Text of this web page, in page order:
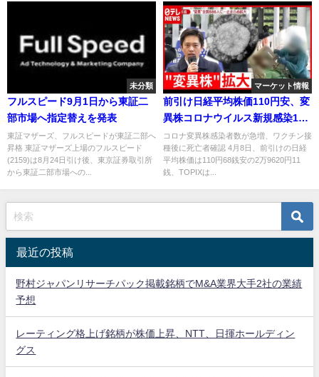
未分類
フルスピード9月1日から東証二
部市場へ指定替えを発表
東証マザーズ、フルスピードが東証二部へ
昇格 東証マザーズ上場のフルスピード
(2159)は8月24日引け後、東京証券取引所
から東証二部市場への...
マーケット情報
前引け日経平均株価110円安、変
異株コロナウイルス新規感染1か
月で14倍
コロナ変異株感染者数が急増、ワクチン接
種後に死亡者確認 4月8日、前引けの日経
平均株価は110円68銭安の2万9620円11
銭、TOPIXは...
最近の投稿
野村ジャパンリサーチパック掲載銘柄でM&A業界大手2社の業績
予想
レーティング格上げ銘柄が株価上昇、NTT、日揮ホールディン
グス